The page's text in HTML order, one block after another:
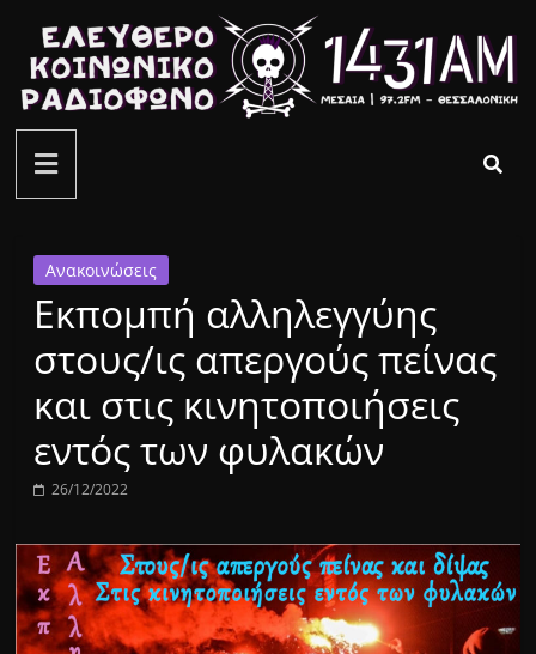
περιεχόμενο
ελεύθερο
κοινωνικό
ραδιόφωνο
1431AM
Ανακοινώσεις
Εκπομπή αλληλεγγύης
στους/ις απεργούς πείνας
και στις κινητοποιήσεις
εντός των φυλακών
26/12/2022